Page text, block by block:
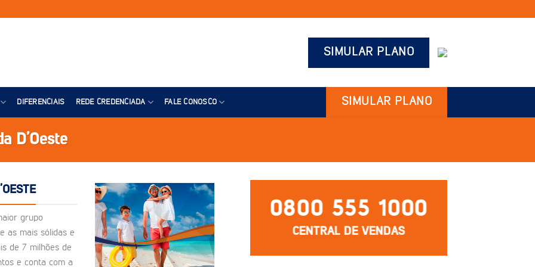
SIMULAR PLANO
DIFERENCIAIS REDE CREDENCIADA FALE CONOSCO SIMULAR PLANO
D’Oeste
grupo
as mais sólidas e
de 7 milhões de
e conta com a
0800 555 1000
CENTRAL DE VENDAS